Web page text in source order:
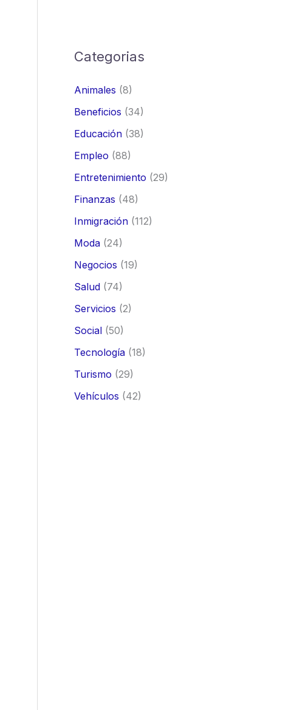
Categorias
Animales (8)
Beneficios (34)
Educación (38)
Empleo (88)
Entretenimiento (29)
Finanzas (48)
Inmigración (112)
Moda (24)
Negocios (19)
Salud (74)
Servicios (2)
Social (50)
Tecnología (18)
Turismo (29)
Vehículos (42)